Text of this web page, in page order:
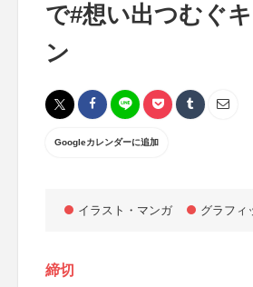
で#想い出つむぐ
ン
Googleカレンダーに追加
イラスト・マンガ グラフィ
締切